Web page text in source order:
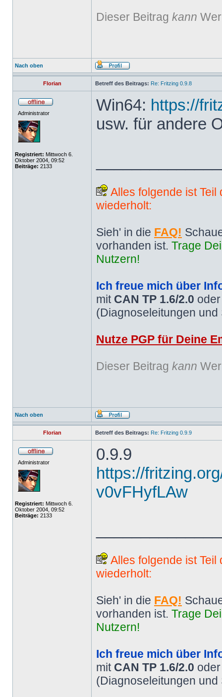
Dieser Beitrag kann
Nach oben
Florian Betreff des Beitrags: Re: Fritzing 0.9.8
Administrator
Registriert: Mittwoch 6.
Oktober 2004, 09:52
Beiträge: 2133
Win64: https://
usw. für andere
Alles folgende ist
wiederholt:
Sieh' in die FAQ!
vorhanden ist. Trage
Nutzern!
Ich freue mich über
mit CAN TP 1.6/2.0
(Diagnoseleitungen
Nutze PGP für Deine
Dieser Beitrag kann
Nach oben
Florian Betreff des Beitrags: Re: Fritzing 0.9.9
Administrator
Registriert: Mittwoch 6.
Oktober 2004, 09:52
Beiträge: 2133
0.9.9
https://
v0vFHyfLAw
Alles folgende ist
wiederholt:
Sieh' in die FAQ!
vorhanden ist. Trage
Nutzern!
Ich freue mich über
mit CAN TP 1.6/2.0
(Diagnoseleitungen